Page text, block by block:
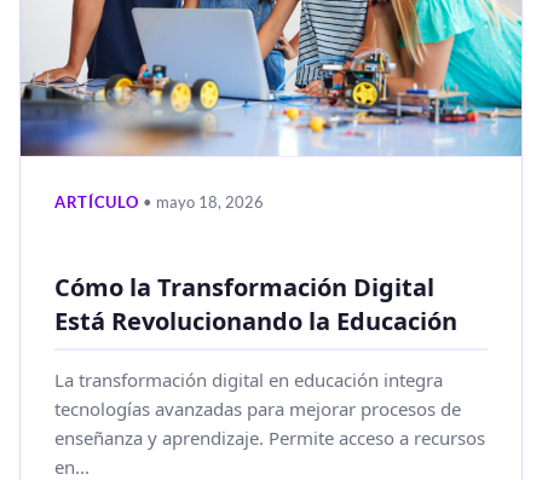
ARTÍCULO • mayo 18, 2026
Cómo la Transformación Digital
Está Revolucionando la Educación
La transformación digital en educación integra
tecnologías avanzadas para mejorar procesos de
enseñanza y aprendizaje. Permite acceso a recursos
en...